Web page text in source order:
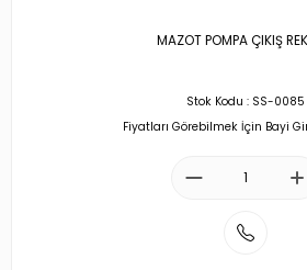
MAZOT POMPA ÇIKIŞ
Stok Kodu : SS-0085
Fiyatları Görebilmek İçin Bayi